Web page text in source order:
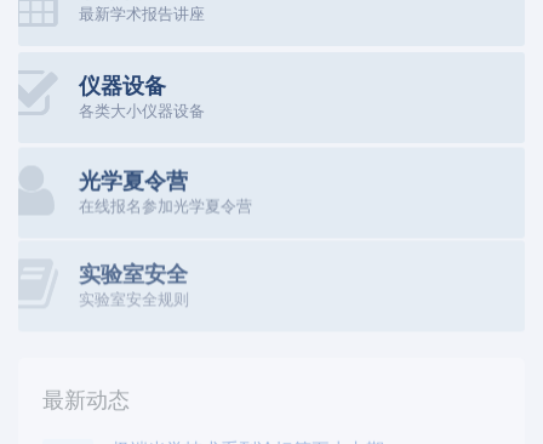
最新学术报告讲座
仪器设备
各类大小仪器设备
光学夏令营
在线报名参加光学夏令营
实验室安全
实验室安全规则
最新动态